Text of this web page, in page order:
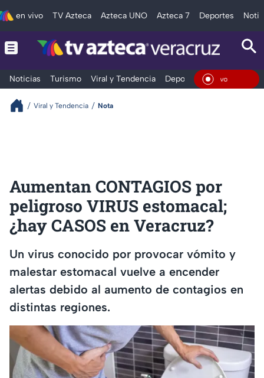
en vivo TV Azteca Azteca UNO Azteca 7 Deportes
Noticias Turismo Viral y Tendencia Deportes Espectáculos
En
Viral y Tendencia Nota
Aumentan CONTAGIOS por
peligroso VIRUS estomacal;
¿hay CASOS en Veracruz?
Un virus conocido por provocar vómito y
malestar estomacal vuelve a encender
alertas debido al aumento de contagios en
distintas regiones.